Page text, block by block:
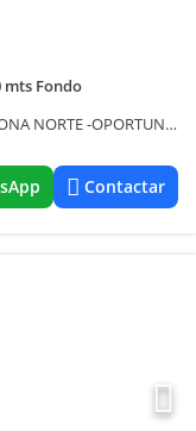
mts Fondo
VENTA -LOTE -TERRENO -310M2 -DEL VISO -ZONA NORTE -OPORTUNIDAD FINANCIERA
Contactar